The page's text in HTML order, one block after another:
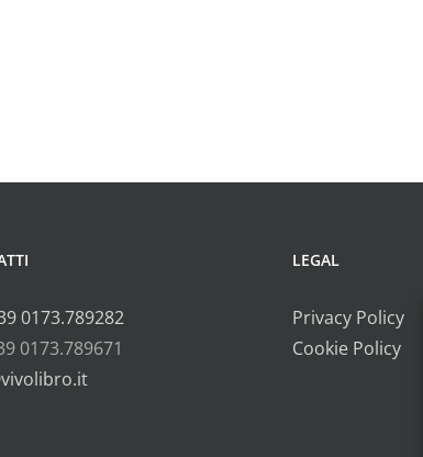
0173.789282
0173.789671
LEGAL
Privacy Policy
Cookie Policy